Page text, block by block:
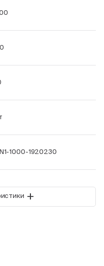
1000-1920230
+